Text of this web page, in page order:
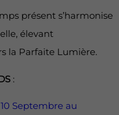
présent s’harmonise
élevant
la Parfaite Lumière.
:
Septembre au